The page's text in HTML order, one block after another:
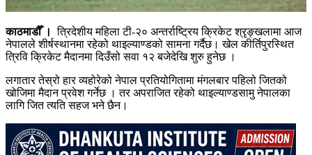
काठमाडौँ । त्रिदेशीय महिला टी-२० अन्तर्राष्ट्रिय क्रिकेट श्रृङ्खलामा आज
नेपालले शीर्षस्थानमा रहेको थाइल्याण्डको सामना गर्दैछ। खेल कीर्तिपुरस्थित
त्रिवि क्रिकेट मैदानमा दिउँसो सवा १२ बजेदेखि शुरु हुनेछ ।
लगातार तेस्रो हार व्यहोरेको नेपाल प्रतियोगितामा मंगलबार पहिलो जितको
खोजिमा मैदान प्रवेश गर्नेछ । तर अपराजित रहेको थाइल्याण्डसामु नेपालका
लागि जित त्यति सहज भने छैन।